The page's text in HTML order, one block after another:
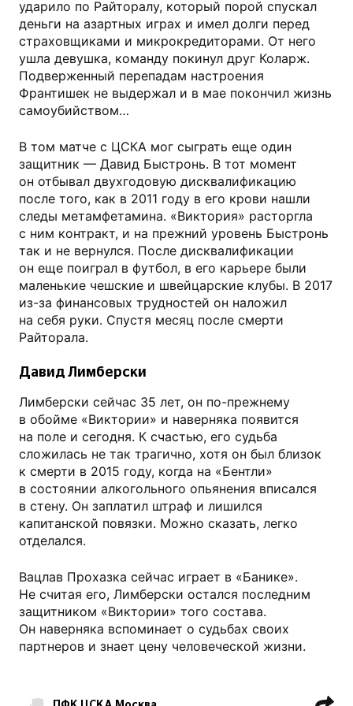
ударило по Райторалу, который порой спускал
деньги на азартных играх и имел долги перед
страховщиками и микрокредиторами. От него
ушла девушка, команду покинул друг Коларж.
Подверженный перепадам настроения
Франтишек не выдержал и в мае покончил жизнь
самоубийством…
В том матче с ЦСКА мог сыграть еще один
защитник — Давид Быстронь. В тот момент
он отбывал двухгодовую дисквалификацию
после того, как в 2011 году в его крови нашли
следы метамфетамина. «Виктория» расторгла
с ним контракт, и на прежний уровень Быстронь
так и не вернулся. После дисквалификации
он еще поиграл в футбол, в его карьере были
маленькие чешские и швейцарские клубы. В 2017
из-за финансовых трудностей он наложил
на себя руки. Спустя месяц после смерти
Райторала.
Давид Лимберски
Лимберски сейчас 35 лет, он по-прежнему
в обойме «Виктории» и наверняка появится
на поле и сегодня. К счастью, его судьба
сложилась не так трагично, хотя он был близок
к смерти в 2015 году, когда на «Бентли»
в состоянии алкогольного опьянения вписался
в стену. Он заплатил штраф и лишился
капитанской повязки. Можно сказать, легко
отделался.
Вацлав Прохазка сейчас играет в «Банике».
Не считая его, Лимберски остался последним
защитником «Виктории» того состава.
Он наверняка вспоминает о судьбах своих
партнеров и знает цену человеческой жизни.